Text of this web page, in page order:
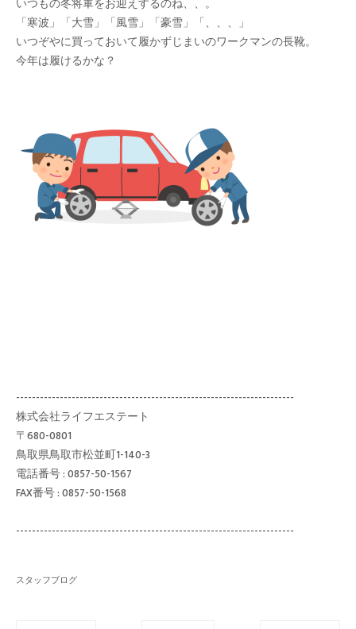
いつもの冬将軍をお迎えするのね、、。
「寒波」「大雪」「風雪」「豪雪」「、、、」
いつぞやに買っておいて履かずじまいのワークマンの長靴。
今年は履けるかな？
----------------------------------------------------------------------
株式会社ライフエステート
〒680-0801
鳥取県鳥取市松並町1-140-3
電話番号 : 0857-50-1567
FAX番号 : 0857-50-1568
----------------------------------------------------------------------
スタッフブログ